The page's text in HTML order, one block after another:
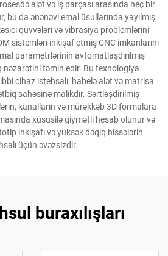
alət və iş parçası arasında heç bir
bu da ənənəvi emal üsullarında yayılmış
qüvvələri və vibrasiya problemlərini
sistemləri inkişaf etmiş CNC imkanlarını
parametrlərinin avtomatlaşdırılmış
nəzarətini təmin edir. Bu texnologiya
cihaz istehsalı, habelə alət və matrisa
sahəsinə malikdir. Sərtləşdirilmiş
kanalların və mürəkkəb 3D formalara
xüsusilə qiymətli hesab olunur və
inkişafı və yüksək dəqiq hissələrin
üçün əvəzsizdir.
buraxılışları